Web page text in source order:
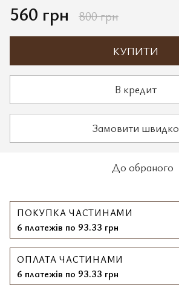
560 грн 800 грн
КУПИТИ
В кредит
Замовити швидко
До обраного
ПОКУПКА ЧАСТИНАМИ
6 платежів по 93.33 грн
ОПЛАТА ЧАСТИНАМИ
6 платежів по 93.33 грн